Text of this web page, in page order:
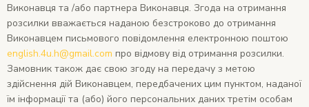
Виконавця та /або партнера Виконавця. Згода на отримання
розсилки вважається наданою безстроково до отримання
Виконавцем письмового повідомлення електронною поштою
english.4u.h@gmail.com про відмову від отримання розсилки.
Замовник також дає свою згоду на передачу з метою
здійснення дій Виконавцем, передбачених цим пунктом, наданої
їм інформації та (або) його персональних даних третім особам